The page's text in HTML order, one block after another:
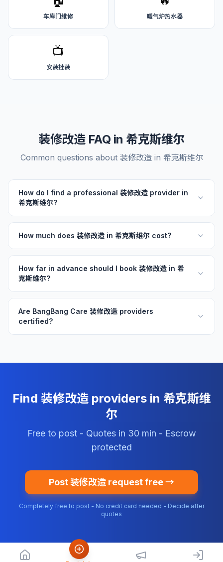
车库门维修 暖气炉热水器
📺
安装挂装
装修改造 FAQ in 希克斯维尔
Common questions about 装修改造 in 希克斯维尔
How do I find a professional 装修改造 provider in
希克斯维尔?
How much does 装修改造 in 希克斯维尔 cost?
How far in advance should I book 装修改造 in 希
克斯维尔?
Are BangBang Care 装修改造 providers
certified?
Find 装修改造 providers in 希克斯维
尔
Free to post - Quotes in 30 min - Escrow
protected
Post 装修改造 request free →
Completely free to post - No credit card needed - Decide after
quotes